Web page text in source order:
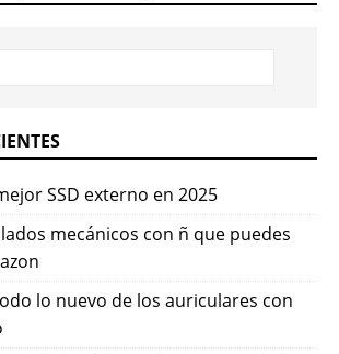
SSD externo en 2025
mecánicos con ñ que puedes
lo nuevo de los auriculares con